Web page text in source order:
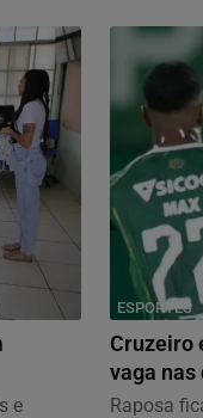
e
ESPORTES
Cruzeiro
vaga nas
Raposa